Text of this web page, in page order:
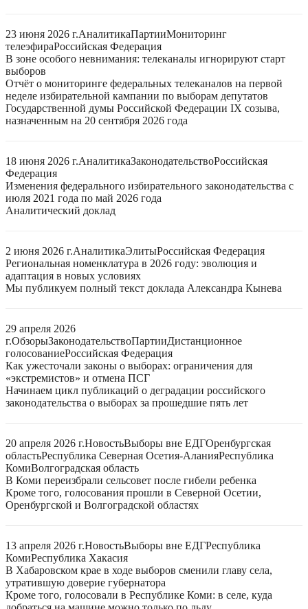
23 июня 2026 г.АналитикаПартииМониторинг
телеэфираРоссийская Федерация
В зоне особого невнимания: телеканалы игнорируют старт
выборов
Отчёт о мониторинге федеральных телеканалов на первой
неделе избирательной кампании по выборам депутатов
Государственной думы Российской Федерации IX созыва,
назначенным на 20 сентября 2026 года
18 июня 2026 г.АналитикаЗаконодательствоРоссийская
Федерация
Изменения федерального избирательного законодательства с
июля 2021 года по май 2026 года
Аналитический доклад
2 июня 2026 г.АналитикаЭлитыРоссийская Федерация
Региональная номенклатура в 2026 году: эволюция и
адаптация в новых условиях
Мы публикуем полный текст доклада Александра Кынева
29 апреля 2026
г.ОбзорыЗаконодательствоПартииДистанционное
голосованиеРоссийская Федерация
Как ужесточали законы о выборах: ограничения для
«экстремистов» и отмена ПСГ
Начинаем цикл публикаций о деградации российского
законодательства о выборах за прошедшие пять лет
20 апреля 2026 г.НовостьВыборы вне ЕДГОренбургская
областьРеспублика Северная Осетия-АланияРеспублика
КомиВолгоградская область
В Коми переизбрали сельсовет после гибели ребенка
Кроме того, голосования прошли в Северной Осетии,
Оренбургской и Волгоградской областях
13 апреля 2026 г.НовостьВыборы вне ЕДГРеспублика
КомиРеспублика Хакасия
В Хабаровском крае в ходе выборов сменили главу села,
утратившую доверие губернатора
Кроме того, голосовали в Республике Коми: в селе, куда